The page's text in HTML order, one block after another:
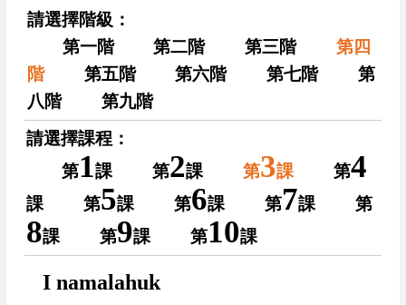
請選擇階級：
第一階
第二階 第三階
第四
階
第五階 第六階 第七階
第
八階
第九階
請選擇課程：
第1課 第2課 第3課 第4
課 第5課 第6課 第7課 第
8課 第9課 第10課
I namalahuk